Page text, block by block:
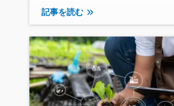
記事を読む